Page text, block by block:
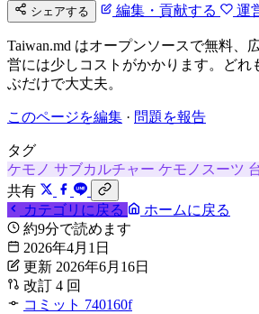
シェアする 編集・貢献する 運
Taiwan.md はオープンソースで無料、
営には少しコストがかかります。どれ
ぶだけで大丈夫。
このページを編集 · 問題を報告
タグ
ケモノ サブカルチャー ケモノスーツ
共有
カテゴリに戻る
ホームに戻る
約9分で読めます
2026年4月1日
更新 2026年6月16日
改訂 4 回
コミット 740160f